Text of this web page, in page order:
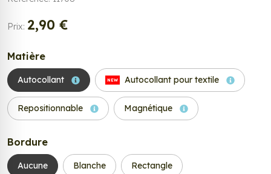
Prix: 2,90 €
Matière
Autocollant NEW Autocollant pour textile
Repositionnable Magnétique
Bordure
Aucune Blanche Rectangle